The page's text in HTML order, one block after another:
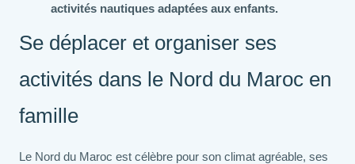
activités nautiques adaptées aux enfants.
Se déplacer et organiser ses
activités dans le Nord du Maroc en
famille
Le Nord du Maroc est célèbre pour son climat agréable, ses